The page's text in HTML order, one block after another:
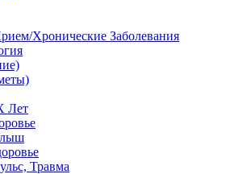
Хронические Заболевания
Лет
Травма